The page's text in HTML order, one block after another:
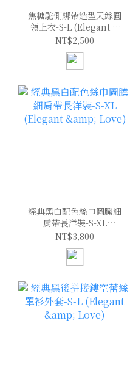
焦糖駝側綁帶造型天絲圓
領上衣-S-L (Elegant &
Love)
NT$2,500
經典黑白配色絲巾圖騰細
肩帶長洋裝-S-XL
(Elegant & Love)
NT$3,800